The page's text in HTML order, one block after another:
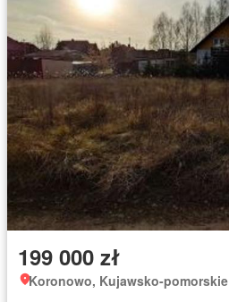
199 000 zł
Koronowo, Kujawsko-pomorskie